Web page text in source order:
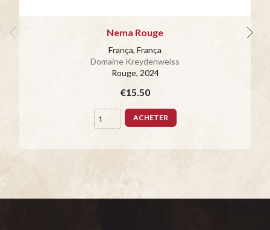
Nema Rouge
França, França
Domaine Kreydenweiss
Rouge, 2024
€15.50
ACHETER